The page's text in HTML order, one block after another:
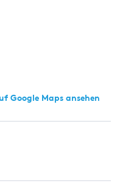
Google Maps ansehen